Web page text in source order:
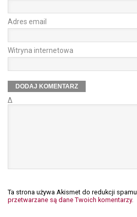
Adres email
Witryna internetowa
Δ
Ta strona używa Akismet do redukcji spamu.
przetwarzane są dane Twoich komentarzy.